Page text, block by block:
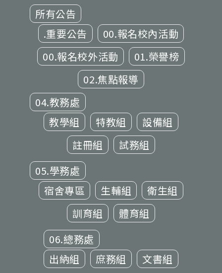
所有公告
.重要公告
00.報名校內活動
00.報名校外活動
01.榮譽榜
02.焦點報導
04.教務處
教學組
特教組
設備組
註冊組
試務組
05.學務處
宿舍專區
生輔組
衛生組
訓育組
體育組
06.總務處
出納組
庶務組 文書組